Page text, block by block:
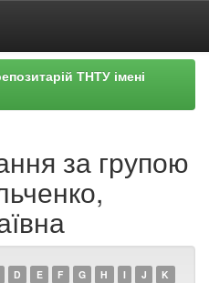
ТНТУ імені
за групою
D E F G H I J
K